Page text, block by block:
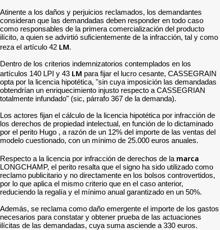
Atinente a los daños y perjuicios reclamados, los demandantes
consideran que las demandadas deben responder en todo caso
como responsables de la primera comercialización del producto
ilícito, a quien se advirtió suficientemente de la infracción, tal y como
reza el artículo 42 LM.
Dentro de los criterios indemnizatorios contemplados en los
artículos 140 LPI y 43 LM para fijar el lucro cesante, CASSEGRAIN
opta por la licencia hipotética, "sin cuya imposición las demandadas
obtendrían un enriquecimiento injusto respecto a CASSEGRIAN
totalmente infundado" (sic, párrafo 367 de la demanda).
Los actores fijan el cálculo de la licencia hipotética por infracción de
los derechos de propiedad intelectual, en función de lo dictaminado
por el perito Hugo , a razón de un 12% del importe de las ventas del
modelo cuestionado, con un mínimo de 25.000 euros anuales.
Respecto a la licencia por infracción de derechos de la marca
LONGCHAMP, el perito resalta que el signo ha sido utilizado como
reclamo publicitario y no directamente en los bolsos controvertidos,
por lo que aplica el mismo criterio que en el caso anterior,
reduciendo la regalía y el mínimo anual garantizado en un 50%.
Además, se reclama como daño emergente el importe de los gastos
necesarios para constatar y obtener prueba de las actuaciones
ilícitas de las demandadas, cuya suma asciende a 330 euros.